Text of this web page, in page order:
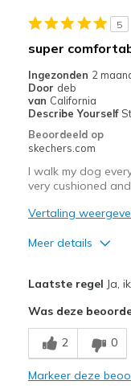
Padded tongue
Responsive
Minpunten
Slight tongue
Beste
Easy Run
Short run
Width
Sizing
5
super
Ingezonden 2
Door deb
van California
Describe Yourself
Beoordeeld op
skechers.com
I walk my dog
very cushioned
Vertaling
Meer details
Comfortable
Stylish
Laatste regel Ja,
Was deze
2 0
Markeer deze